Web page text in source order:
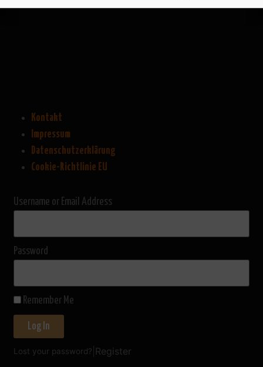
Kontakt
Impressum
Datenschutzerklärung
Cookie-Richtlinie EU
Username or Email Address
Password
Remember Me
Log In
Lost your password? Register